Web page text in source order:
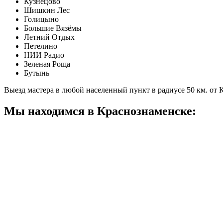
Шишкин Лес
Голицыно
Большие Вязёмы
Летний Отдых
Петелино
НИИ Радио
Зеленая Роща
Бутынь
Выезд мастера в любой населенный пункт в радиусе 50 км. от
Мы находимся в Краснознаменске: